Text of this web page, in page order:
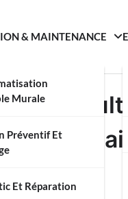
& MAINTENANCE
Murale
Préventif Et
Et Réparation
Votre